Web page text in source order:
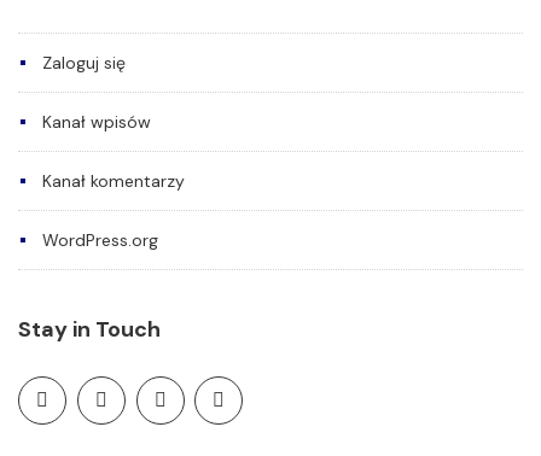
Zaloguj się
Kanał wpisów
Kanał komentarzy
WordPress.org
Stay in Touch